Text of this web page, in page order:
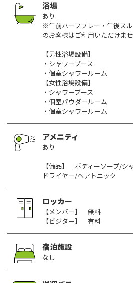
浴場
あり
※午前ハーフプレー・午後ス
のお客様はご利用いただけませ
【男性浴場設備】
・シャワーブース
・個室シャワールーム
【女性浴場設備】
・シャワーブース
・個室パウダールーム
・個室シャワールーム
アメニティ
あり
【備品】 ボディーソープ/シ
ドライヤー/ヘアトニック
ロッカー
【メンバー】 無料
【ビジター】 有料
宿泊施設
なし